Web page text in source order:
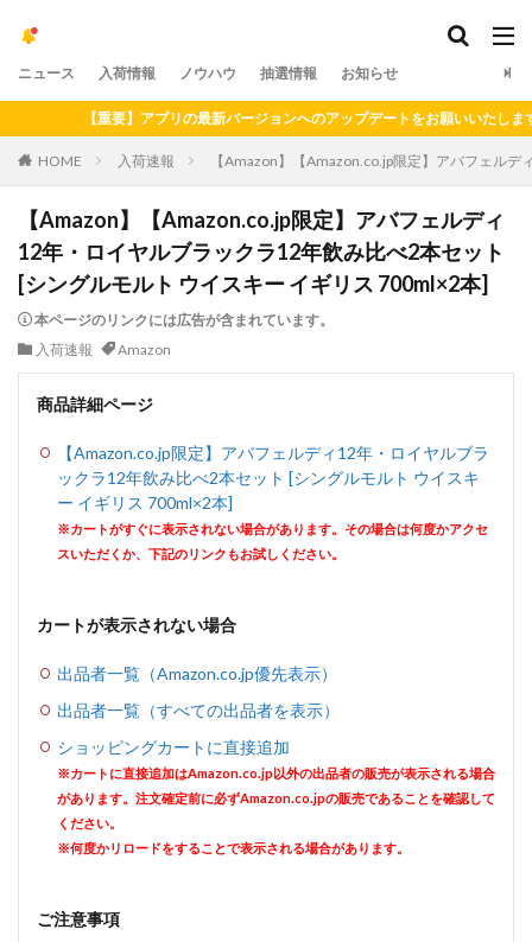
ニュース 入荷情報 ノウハウ 抽選情報 お知らせ
【重要】アプリの最新バージョンへのアップデートをお願いいたします（
HOME 入荷速報 【Amazon】【Amazon.co.jp限定】アバフェル
【Amazon】【Amazon.co.jp限定】アバフェルディ
12年・ロイヤルブラックラ12年飲み比べ2本セット
[シングルモルト ウイスキー イギリス 700ml×2本]
本ページのリンクには広告が含まれています。
入荷速報
Amazon
商品詳細ページ
【Amazon.co.jp限定】アバフェルディ12年・ロイヤルブラ
ックラ12年飲み比べ2本セット [シングルモルト ウイスキ
ー イギリス 700ml×2本]
※カートがすぐに表示されない場合があります。その場合は何度かアクセ
スいただくか、下記のリンクもお試しください。
カートが表示されない場合
出品者一覧（Amazon.co.jp優先表示）
出品者一覧（すべての出品者を表示）
ショッピングカートに直接追加
※カートに直接追加はAmazon.co.jp以外の出品者の販売が表示される場合
があります。注文確定前に必ずAmazon.co.jpの販売であることを確認して
ください。
※何度かリロードをすることで表示される場合があります。
ご注意事項